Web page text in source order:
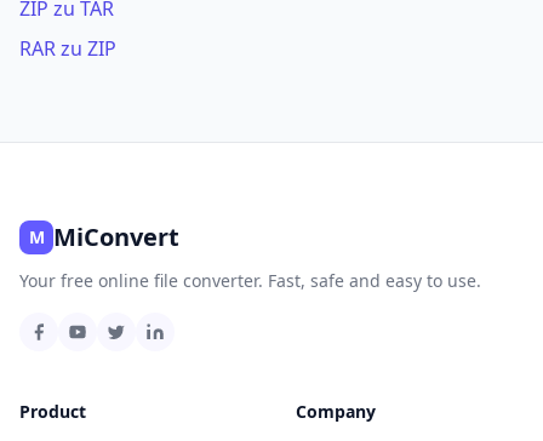
ZIP zu TAR
RAR zu ZIP
M MiConvert
Your free online file converter. Fast, safe and easy to use.
Product
Company